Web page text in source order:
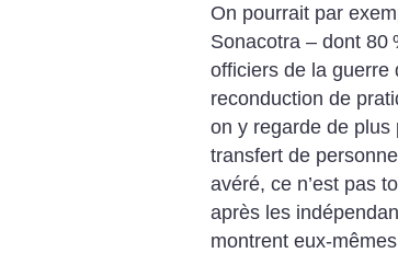
On pourrait par
Sonacotra – dont 80
officiers de la guerre
reconduction de
on y regarde de
transfert de
avéré, ce n’est pas
après les
montrent eux-